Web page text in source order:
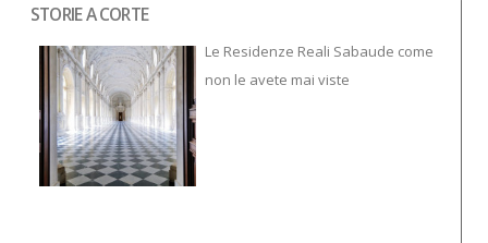
STORIE A CORTE
Le Residenze Reali Sabaude come
non le avete mai viste